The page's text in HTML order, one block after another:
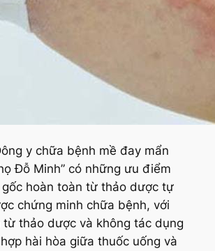
y chữa bệnh mề đay mẩn
Đỗ Minh” có những ưu điểm
hoàn toàn từ thảo dược tự
chứng minh chữa bệnh, với
thảo dược và không tác dụng
hài hòa giữa thuốc uống và